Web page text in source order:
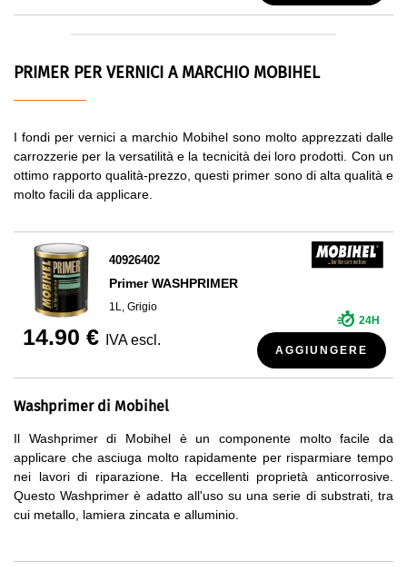
PRIMER PER VERNICI A MARCHIO MOBIHEL
I fondi per vernici a marchio Mobihel sono molto apprezzati dalle
carrozzerie per la versatilità e la tecnicità dei loro prodotti. Con un
ottimo rapporto qualità-prezzo, questi primer sono di alta qualità e
molto facili da applicare.
40926402
Primer WASHPRIMER
1L, Grigio
14.90 € IVA escl.
24H
AGGIUNGERE
Washprimer di Mobihel
Il Washprimer di Mobihel è un componente molto facile da
applicare che asciuga molto rapidamente per risparmiare tempo
nei lavori di riparazione. Ha eccellenti proprietà anticorrosive.
Questo Washprimer è adatto all'uso su una serie di substrati, tra
cui metallo, lamiera zincata e alluminio.